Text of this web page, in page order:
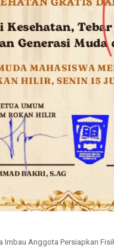
Anggota Persiapkan